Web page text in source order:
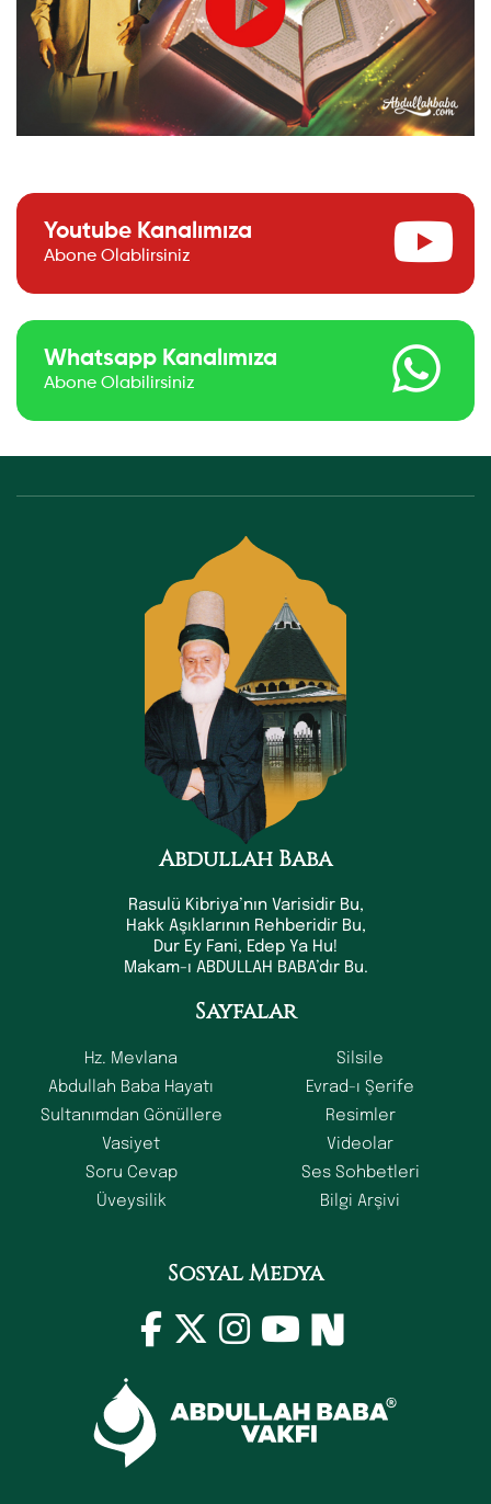
Youtube Kanalımıza
Abone Olablirsiniz
Whatsapp Kanalımıza
Abone Olabilirsiniz
Abdullah Baba
Rasulü Kibriya’nın Varisidir Bu,
Hakk Aşıklarının Rehberidir Bu,
Dur Ey Fani, Edep Ya Hu!
Makam-ı ABDULLAH BABA’dır Bu.
Sayfalar
Hz. Mevlana
Abdullah Baba Hayatı
Sultanımdan Gönüllere
Vasiyet
Soru Cevap
Üveysilik
Silsile
Evrad-ı Şerife
Resimler
Videolar
Ses Sohbetleri
Bilgi Arşivi
Sosyal Medya